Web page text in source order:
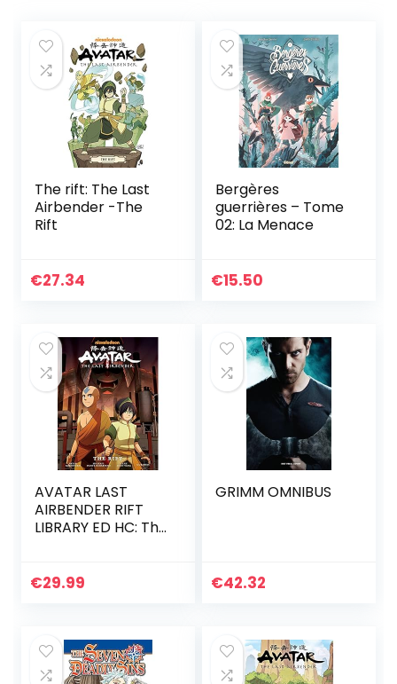
The rift: The Last
Airbender -The
Rift
€27.34
Bergères
guerrières – Tome
02: La Menace
€15.50
AVATAR LAST
AIRBENDER RIFT
LIBRARY ED HC: The
€29.99
GRIMM OMNIBUS
€42.32